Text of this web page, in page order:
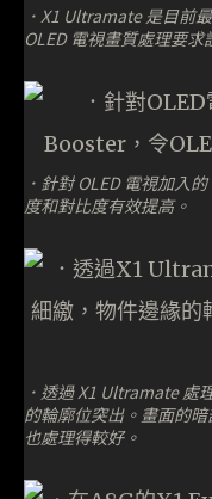
．X1 Ultramate 是目前
OLED 電視畫質處理要求
．針對 OLED 電視加入
度和對比度有效提高。
．透過 X1 Ultramate 處
的輪廓位突出。畫面的
也處理得較好。